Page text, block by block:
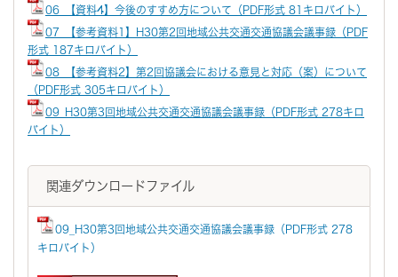
06_【資料4】今後のすすめ方について（PDF形式 81キロバイト）
07_【参考資料1】H30第2回地域公共交通交通協議会議事録（PDF
形式 187キロバイト）
08_【参考資料2】第2回協議会における意見と対応（案）について
（PDF形式 305キロバイト）
09_H30第3回地域公共交通交通協議会議事録（PDF形式 278キロ
バイト）
関連ダウンロードファイル
09_H30第3回地域公共交通交通協議会議事録（PDF形式 278
キロバイト）